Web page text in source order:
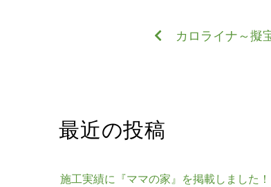
カロライナ～擬
最近の投稿
施工実績に『ママの家』を掲載しました！